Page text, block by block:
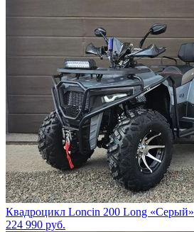
Квадроцикл Loncin 200 Long «Серый»
224 990 руб.